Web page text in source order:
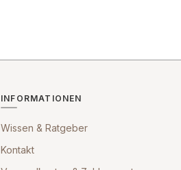
INFORMATIONEN
Wissen & Ratgeber
Kontakt